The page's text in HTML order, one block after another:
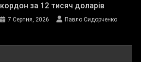
кордон за 12 тисяч доларів
7 Серпня, 2026 Павло Сидорченко